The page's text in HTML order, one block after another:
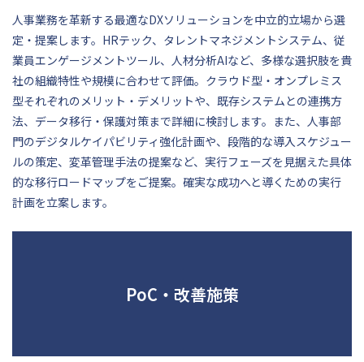
人事業務を革新する最適なDXソリューションを中立的立場から選
定・提案します。HRテック、タレントマネジメントシステム、従
業員エンゲージメントツール、人材分析AIなど、多様な選択肢を貴
社の組織特性や規模に合わせて評価。クラウド型・オンプレミス
型それぞれのメリット・デメリットや、既存システムとの連携方
法、データ移行・保護対策まで詳細に検討します。また、人事部
門のデジタルケイパビリティ強化計画や、段階的な導入スケジュー
ルの策定、変革管理手法の提案など、実行フェーズを見据えた具体
的な移行ロードマップをご提案。確実な成功へと導くための実行
計画を立案します。
PoC・改善施策